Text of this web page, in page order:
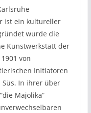
ist ein kultureller
wurde die
Kunstwerkstatt der
von
Initiatoren
Süs. In ihrer über
Majolika”